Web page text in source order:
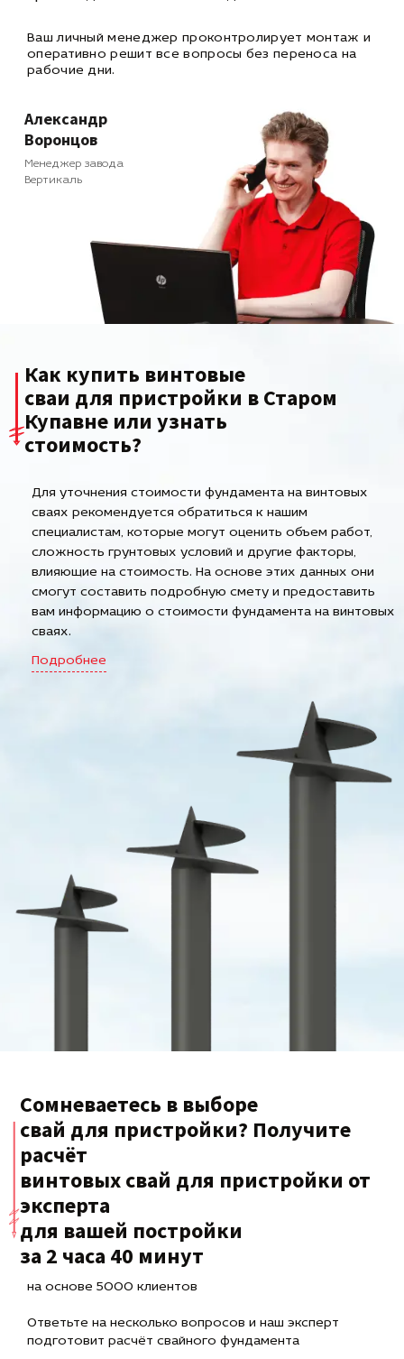
Ваш личный менеджер проконтролирует монтаж и
оперативнорешит все вопросы без переноса на
рабочие дни.
Александр
Воронцов
Менеджер завода
Вертикаль
Как купить винтовые
сваи для пристройки в Старом
Купавне или узнать
стоимость?
Для уточнения стоимости фундамента на винтовых
сваях рекомендуется обратиться к нашим
специалистам, которые могут оценить объем работ,
сложность грунтовых условий и другие факторы,
влияющие на стоимость. На основе этих данных они
смогут составить подробную смету и предоставить
вам информацию о стоимости фундамента на винтовых
сваях.
Подробнее
Сомневаетесь в выборе
свай для пристройки? Получите
расчёт
винтовых свай для пристройки от
эксперта
для вашей постройки
за 2 часа 40 минут
на основе 5000 клиентов
Ответьте на несколько вопросов и наш эксперт
подготовит расчёт свайного фундамента